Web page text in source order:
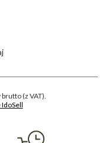
(z VAT).